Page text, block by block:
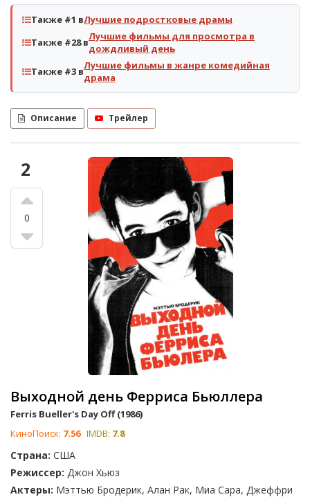
Также #1 вЛучшие подростковые драмы
Также #28 вЛучшие фильмы для просмотра в
дождливый день
Также #3 вЛучшие фильмы в жанре комедийная
драма
Описание Трейлер
2
0
Выходной день Ферриса Бьюллера
Ferris Bueller's Day Off (1986)
КиноПоиск: 7.56 IMDB: 7.8
Страна: США
Режиссер: Джон Хьюз
Актеры: Мэттью Бродерик, Алан Рак, Миа Сара, Джеффри